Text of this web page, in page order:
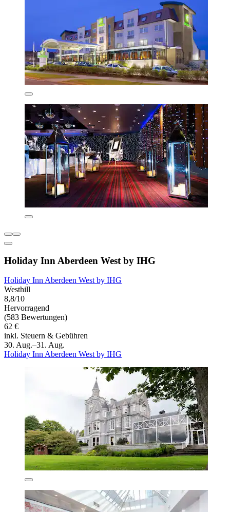
Holiday Inn Aberdeen West by IHG
Holiday Inn Aberdeen West by IHG
Westhill
8,8/10
Hervorragend
(583 Bewertungen)
62 €
inkl. Steuern & Gebühren
30. Aug.–31. Aug.
Holiday Inn Aberdeen West by IHG